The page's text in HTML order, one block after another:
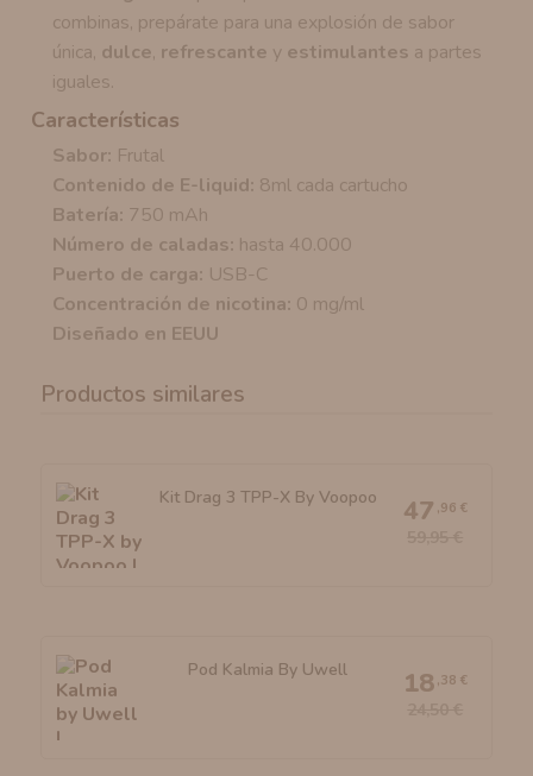
combinas, prepárate para una explosión de sabor
única, dulce, refrescante y estimulantes a partes
iguales.
Características
Sabor: Frutal
Contenido de E-liquid: 8ml cada cartucho
Batería: 750 mAh
Número de caladas: hasta 40.000
Puerto de carga: USB-C
Concentración de nicotina: 0 mg/ml
Diseñado en EEUU
Productos similares
Kit Drag 3 TPP-X By Voopoo
47 ,96 €
Pod Kalmia By Uwell
18 ,38 €